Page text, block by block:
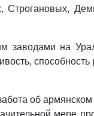
на
об
мере